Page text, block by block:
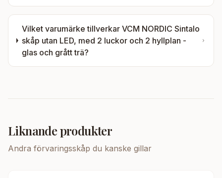
Vilket varumärke tillverkar VCM NORDIC Sintalo
skåp utan LED, med 2 luckor och 2 hyllplan -
glas och grått trä?
Liknande produkter
Andra förvaringsskåp du kanske gillar